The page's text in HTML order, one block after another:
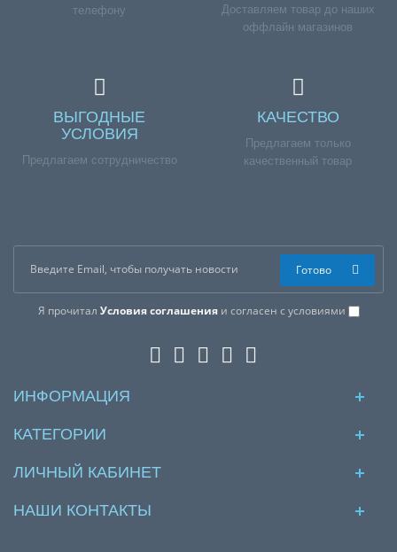
телефону
Доставляем товар до наших
оффлайн магазинов
ВЫГОДНЫЕ
УСЛОВИЯ
Предлагаем сотрудничество
КАЧЕСТВО
Предлагаем только
качественный товар
Я прочитал Условия соглашенияи согласен с условиями
Готово
ИНФОРМАЦИЯ
КАТЕГОРИИ
ЛИЧНЫЙ КАБИНЕТ
НАШИ КОНТАКТЫ